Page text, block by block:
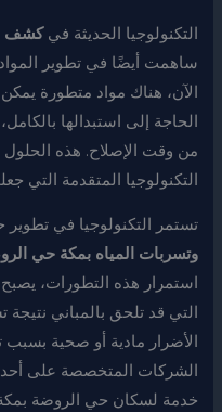
التكنولوجيا الحديثة فيكشف
ساهمت أيضًا في تطوير
الآن، هناك مواد متطورة
الحاجة إلى استبدالها
من وقت الإصلاح. هذه الحلول
التكنولوجيا المتقدمة التي
تستمر التكنولوجيا في
وتسربات المياه بمكة حي
استمرار هذه التطورات،
التي قد تلحق بالمباني
الأضرار مادية أو صحية بسبب
الشركات المتخصصة على
خدمة لسكان حي الروضة